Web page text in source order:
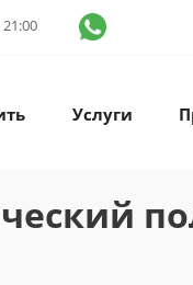
21:00
Услуги